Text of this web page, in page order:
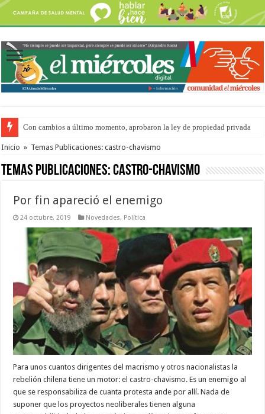
Con cambios a último momento, aprobaron la ley de propiedad privada
Inicio » Temas Publicaciones: castro-chavismo
Temas Publicaciones:castro-chavismo
Por fin apareció el enemigo
24 octubre, 2019 Novedades, Política
Para unos cuantos dirigentes del macrismo y otros nacionalistas la
rebelión chilena tiene un motor: el castro-chavismo. Es un enemigo al
que se responsabiliza de cuanta protesta ande por allí. Nada de
suponer que los proyectos neoliberales tienen alguna